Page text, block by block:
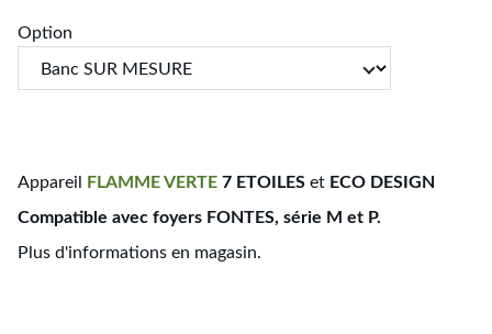
Option
Appareil FLAMMEVERTE 7 ETOILES et ECO DESIGN
Compatible avec foyers FONTES, série M et P.
Plus d'informations en magasin.